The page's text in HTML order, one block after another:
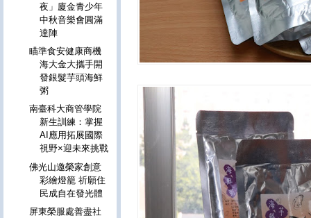
夜」廈金青少年
中秋音樂會圓滿
達陣
瞄準食安健康商機
海大金大攜手開
發銀髮芋頭海鮮
粥
南臺科大商管學院
新生訓練：掌握
AI應用拓展國際
視野×迎未來挑戰
佛光山邀榮家創意
彩繪燈籠 祈願住
民成自在發光體
屏東榮服處善盡社